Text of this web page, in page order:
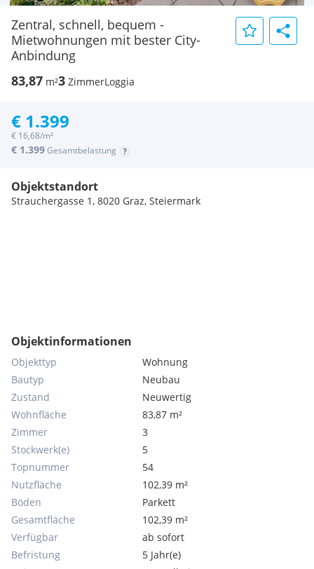
Zentral, schnell, bequem -
Mietwohnungen mit bester City-
Anbindung
83,87 m²3 ZimmerLoggia
€ 1.399
€ 16,68/m²
€ 1.399Gesamtbelastung
Objektstandort
Strauchergasse 1, 8020 Graz, Steiermark
Objektinformationen
Objekttyp
Wohnung
Bautyp
Neubau
Zustand
Neuwertig
Wohnfläche
83,87 m²
Zimmer
3
Stockwerk(e)
5
Topnummer
54
Nutzfläche
102,39 m²
Böden
Parkett
Gesamtfläche
102,39 m²
Verfügbar
ab sofort
Befristung
5 Jahr(e)